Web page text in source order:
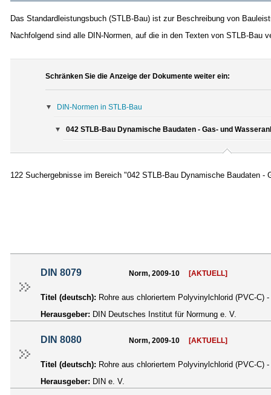
Das Standardleistungsbuch (STLB-Bau) ist zur Beschreibung von
Nachfolgend sind alle DIN-Normen, auf die in den Texten von STLB-
Schränken Sie die Anzeige der Dokumente weiter ein:
DIN-Normen in STLB-Bau
042 STLB-Bau Dynamische Baudaten - Gas- und
122 Suchergebnisse im Bereich "042 STLB-Bau Dynamische Baudaten -
DIN 8079 Norm, 2009-10 [AKTUELL]
Titel (deutsch): Rohre aus chloriertem Polyvinylchlorid (PVC-C)
Herausgeber: DIN Deutsches Institut für Normung e. V.
DIN 8080 Norm, 2009-10 [AKTUELL]
Titel (deutsch): Rohre aus chloriertem Polyvinylchlorid (PVC-C)
Herausgeber: DIN e. V.